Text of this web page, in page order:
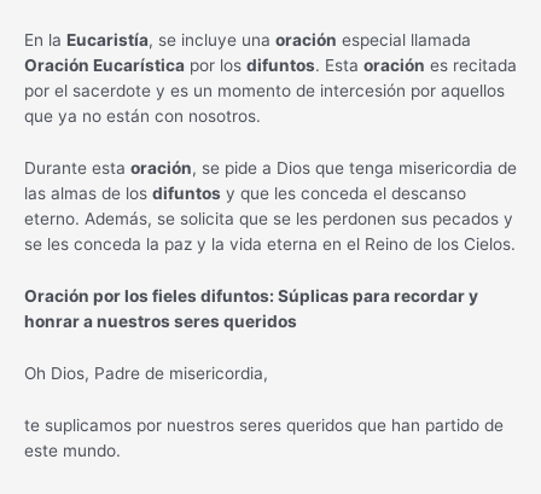
En la Eucaristía, se incluye una oración especial llamada
Oración Eucarística por los difuntos. Esta oración es recitada
por el sacerdote y es un momento de intercesión por aquellos
que ya no están con nosotros.
Durante esta oración, se pide a Dios que tenga misericordia de
las almas de los difuntos y que les conceda el descanso
eterno. Además, se solicita que se les perdonen sus pecados y
se les conceda la paz y la vida eterna en el Reino de los Cielos.
Oración por los fieles difuntos: Súplicas para recordar y
honrar a nuestros seres queridos
Oh Dios, Padre de misericordia,
te suplicamos por nuestros seres queridos que han partido de
este mundo.